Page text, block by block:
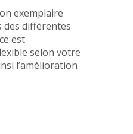
exemplaire
des différentes
est
selon votre
l’amélioration